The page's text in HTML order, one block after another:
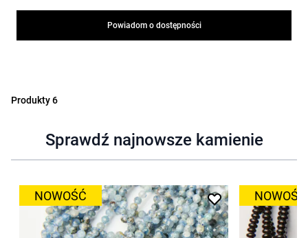
Powiadom o dostępności
Produkty6
Sprawdź najnowsze kamienie
NOWOŚĆ NOWOŚĆ